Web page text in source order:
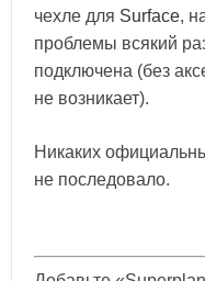
чехле для Surface,
проблемы всякий
подключена (без
не возникает).
Никаких
не последовало.